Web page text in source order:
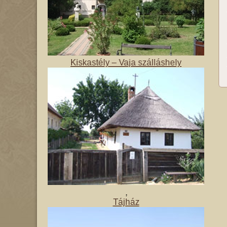
Kiskastély – Vaja szálláshely
,
Tájház